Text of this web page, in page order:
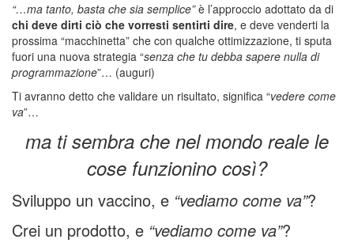
“…ma tanto, basta che sia semplice”è l’approccio adottato da di
chi deve dirti ciò che vorresti sentirti dire, e deve venderti la
prossima “macchinetta” che con qualche ottimizzazione, ti sputa
fuori una nuova strategia “senza che tu debba sapere nulla di
programmazione”… (auguri)
Ti avranno detto che validare un risultato, significa “vedere come
va”…
ma ti sembra che nel mondo reale le
cose funzionino così?
Sviluppo un vaccino, e “vediamo come va”?
Crei un prodotto, e “vediamo come va”?